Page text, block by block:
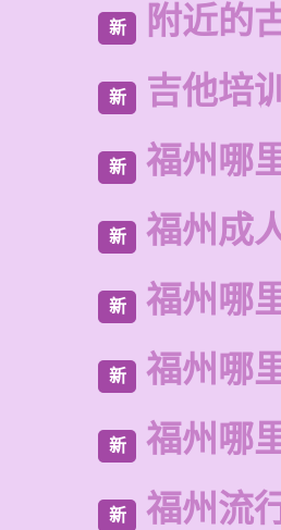
新 附近的
新 吉他培
新 福州哪
新 福州成
新 福州哪
新 福州哪
新 福州哪
新 福州流